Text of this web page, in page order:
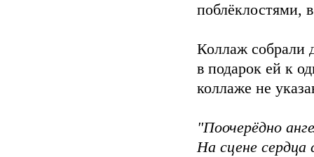
поблёклостями,
Коллаж собрали
в подарок ей к
коллаже не
"Поочерёдно
На сцене